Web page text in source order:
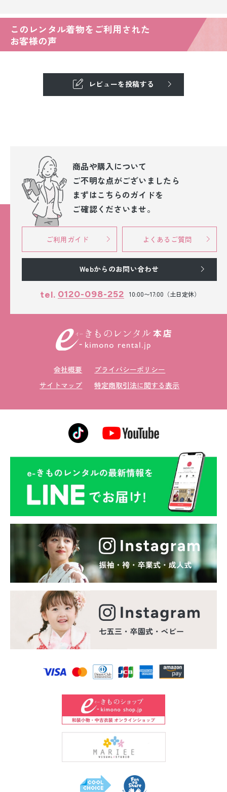
このレンタル着物をご利用された
お客様の声
レビューを投稿する
商品や購入について
ご不明な点がございましたら
まずはこちらのガイドを
ご確認くださいませ。
ご利用ガイド よくあるご質問
Webからのお問い合わせ
tel. 0120-098-252 10:00〜17:00（土日定休）
会社概要
プライバシーポリシー
サイトマップ
特定商取引法に関する表示